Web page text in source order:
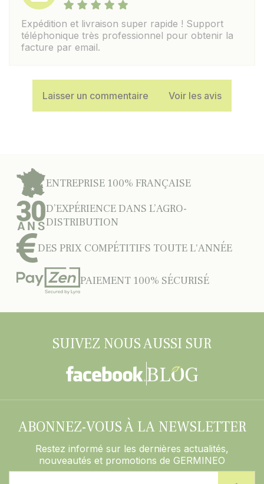
Expédition et livraison super rapide ! Support
téléphonique très professionnel pour obtenir la
facture par email.
Laisser un commentaire Voir les avis
ENTREPRISE 100% FRANÇAISE
D’EXPÉRIENCE DANS L’AGRO-
DISTRIBUTION
DES PRIX COMPÉTITIFS TOUTE L'ANNÉE
PAIEMENT 100% SÉCURISÉ
SUIVEZ NOUS AUSSI SUR
ABONNEZ-VOUS À LA NEWSLETTER
Restez informé sur les dernières actualités,
nouveautés et promotions de GERMINEO